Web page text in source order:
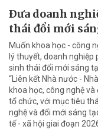
Ðưa doanh
thái đổi mới
Muốn khoa học - công
lý thuyết, doanh
sinh thái đổi mới sáng
“Liên kết Nhà nước -
khoa học, công nghệ
tổ chức, với mục tiêu
nghệ và đổi mới sáng
tế - xã hội giai đoạn